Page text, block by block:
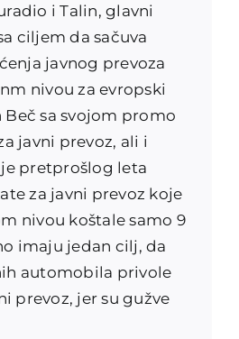
i Talin, glavni
ciljem da sačuva
javnog prevoza
nivou za evropski
Beč sa svojom promo
javni prevoz, ali i
pretprošlog leta
za javni prevoz koje
nivou koštale samo 9
imaju jedan cilj, da
automobila privole
prevoz, jer su gužve